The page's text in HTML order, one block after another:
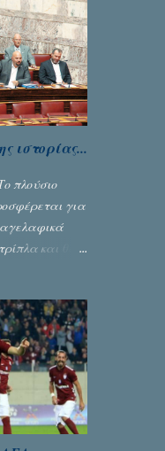
ιστορίας...
πλούσιο
για
και θα
τροφή
Σταύρου